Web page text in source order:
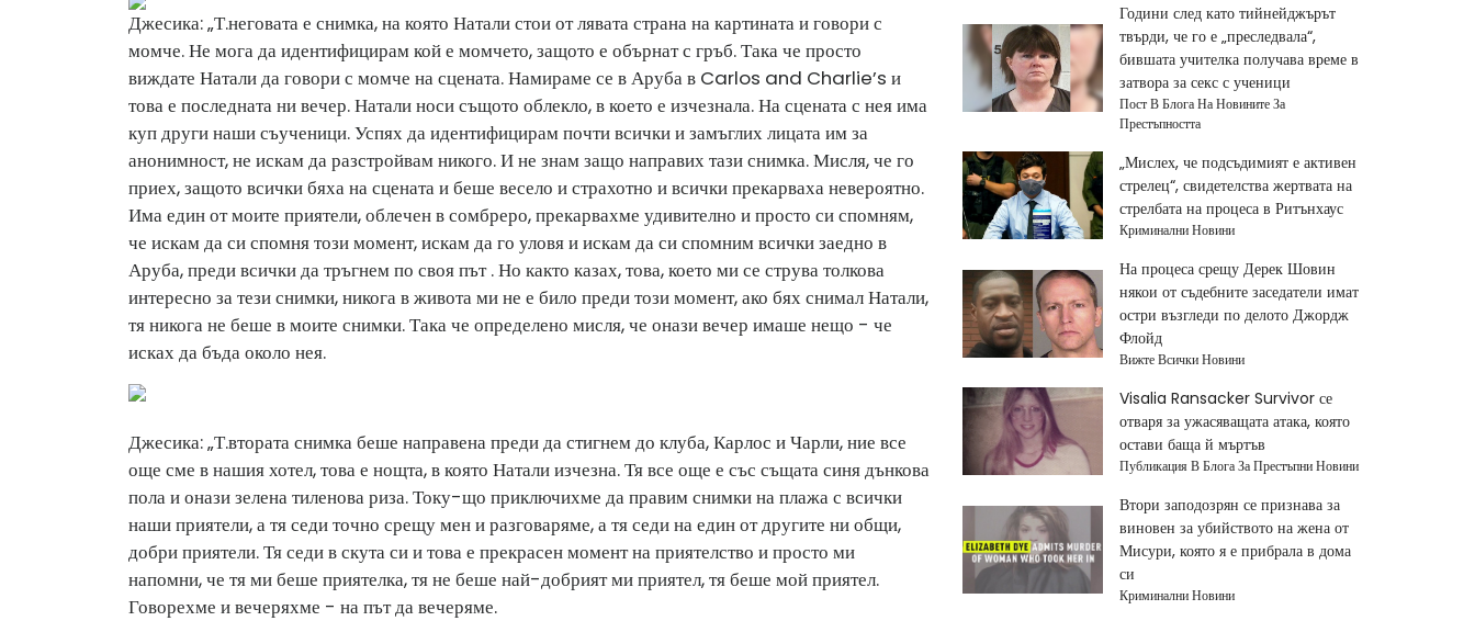
Джесика: „Т.неговата е снимка, на която Натали стои от лявата страна на картината и говори с
момче. Не мога да идентифицирам кой е момчето, защото е обърнат с гръб. Така че просто
виждате Натали да говори с момче на сцената. Намираме се в Аруба в Carlos and Charlie’s и
това е последната ни вечер. Натали носи същото облекло, в което е изчезнала. На сцената с нея има
куп други наши съученици. Успях да идентифицирам почти всички и замъглих лицата им за
анонимност, не искам да разстройвам никого. И не знам защо направих тази снимка. Мисля, че го
приех, защото всички бяха на сцената и беше весело и страхотно и всички прекарваха невероятно.
Има един от моите приятели, облечен в сомбреро, прекарвахме удивително и просто си спомням,
че искам да си спомня този момент, искам да го уловя и искам да си спомним всички заедно в
Аруба, преди всички да тръгнем по своя път . Но както казах, това, което ми се струва толкова
интересно за тези снимки, никога в живота ми не е било преди този момент, ако бях снимал Натали,
тя никога не беше в моите снимки. Така че определено мисля, че онази вечер имаше нещо - че
исках да бъда около нея.
Джесика: „Т.втората снимка беше направена преди да стигнем до клуба, Карлос и Чарли, ние все
още сме в нашия хотел, това е нощта, в която Натали изчезна. Тя все още е със същата синя дънкова
пола и онази зелена тиленова риза. Току-що приключихме да правим снимки на плажа с всички
наши приятели, а тя седи точно срещу мен и разговаряме, а тя седи на един от другите ни общи,
добри приятели. Тя седи в скута си и това е прекрасен момент на приятелство и просто ми
напомни, че тя ми беше приятелка, тя не беше най-добрият ми приятел, тя беше мой приятел.
Говорехме и вечеряхме - на път да вечеряме.
Години след като тийнейджърът
твърди, че го е „преследвала“,
бившата учителка получава време в
затвора за секс с ученици
Пост В Блога На Новините За
Престъпността
„Мислех, че подсъдимият е активен
стрелец“, свидетелства жертвата на
стрелбата на процеса в Ритънхаус
Криминални Новини
На процеса срещу Дерек Шовин
някои от съдебните заседатели имат
остри възгледи по делото Джордж
Флойд
Вижте Всички Новини
Visalia Ransacker Survivor се
отваря за ужасяващата атака, която
остави баща й мъртъв
Публикация В Блога За Престъпни Новини
Втори заподозрян се признава за
виновен за убийството на жена от
Мисури, която я е прибрала в дома
си
Криминални Новини